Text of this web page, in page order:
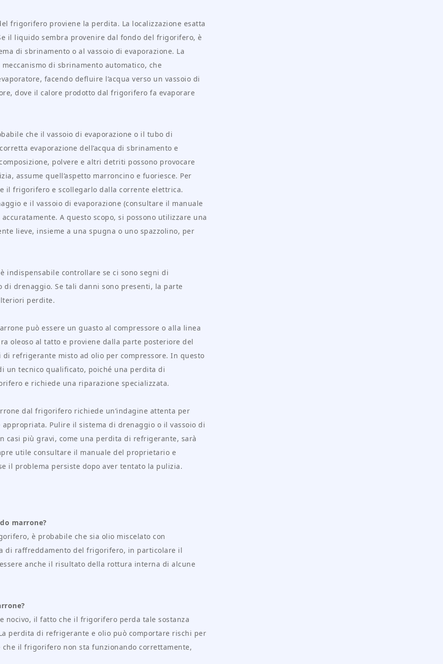
frigorifero proviene la perdita. La localizzazione esatta
il liquido sembra provenire dal fondo del frigorifero, è
di sbrinamento o al vassoio di evaporazione. La
di sbrinamento automatico, che
facendo defluire l’acqua verso un vassoio di
dove il calore prodotto dal frigorifero fa evaporare
che il vassoio di evaporazione o il tubo di
evaporazione dell’acqua di sbrinamento e
polvere e altri detriti possono provocare
assume quell’aspetto marroncino e fuoriesce. Per
il frigorifero e scollegarlo dalla corrente elettrica.
e il vassoio di evaporazione (consultare il manuale
A questo scopo, si possono utilizzare una
lieve, insieme a una spugna o uno spazzolino, per
indispensabile controllare se ci sono segni di
drenaggio. Se tali danni sono presenti, la parte
perdite.
può essere un guasto al compressore o alla linea
oleoso al tatto e proviene dalla parte posteriore del
refrigerante misto ad olio per compressore. In questo
un tecnico qualificato, poiché una perdita di
e richiede una riparazione specializzata.
dal frigorifero richiede un’indagine attenta per
Pulire il sistema di drenaggio o il vassoio di
casi più gravi, come una perdita di refrigerante, sarà
utile consultare il manuale del proprietario e
il problema persiste dopo aver tentato la pulizia.
marrone?
è probabile che sia olio miscelato con
di raffreddamento del frigorifero, in particolare il
anche il risultato della rottura interna di alcune
nocivo, il fatto che il frigorifero perda tale sostanza
perdita di refrigerante e olio può comportare rischi per
il frigorifero non sta funzionando correttamente,